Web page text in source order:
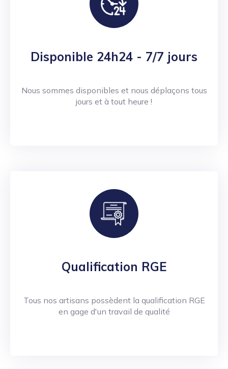
Disponible 24h24 - 7/7 jours
Nous sommes disponibles et nous déplaçons tous
jours et à tout heure !
Qualification RGE
Tous nos artisans possèdent la qualification RGE
en gage d'un travail de qualité